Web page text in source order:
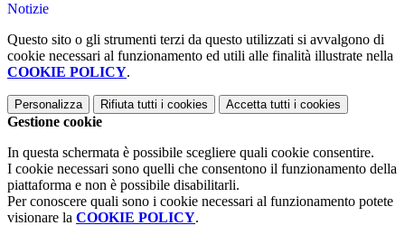
Notizie
Questo sito o gli strumenti terzi da questo utilizzati si avvalgono di
cookie necessari al funzionamento ed utili alle finalità illustrate nella
COOKIE POLICY.
Personalizza Rifiuta tutti i cookies Accetta tutti i cookies
Gestione cookie
In questa schermata è possibile scegliere quali cookie consentire.
I cookie necessari sono quelli che consentono il funzionamento della
piattaforma e non è possibile disabilitarli.
Per conoscere quali sono i cookie necessari al funzionamento potete
visionare la COOKIE POLICY.